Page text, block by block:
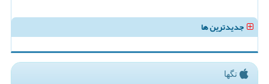
جدیدترین ها
تگها